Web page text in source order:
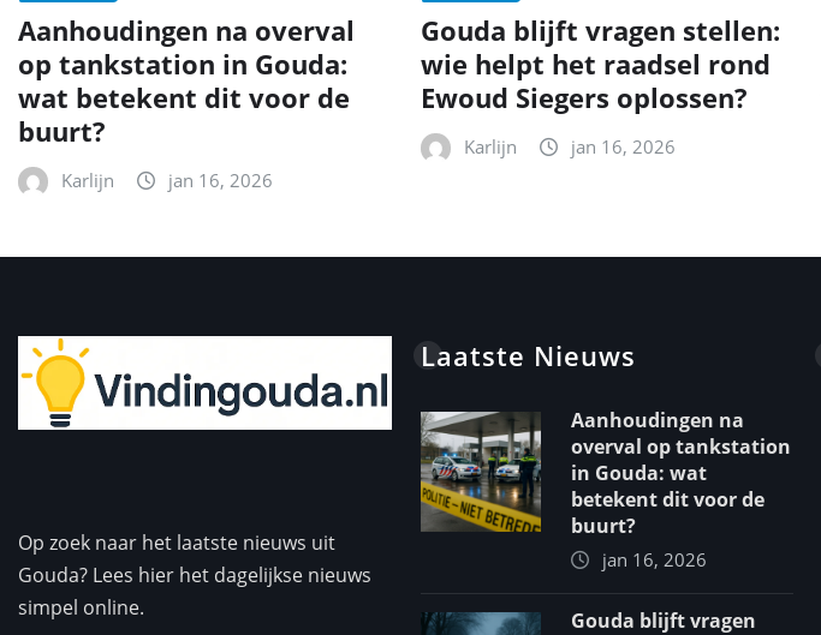
Aanhoudingen na overval
op tankstation in Gouda:
wat betekent dit voor de
buurt?
Karlijn jan 16, 2026
Gouda blijft vragen stellen:
wie helpt het raadsel rond
Ewoud Siegers oplossen?
Karlijn jan 16, 2026
Op zoek naar het laatste nieuws uit
Gouda? Lees hier het dagelijkse nieuws
simpel online.
Laatste Nieuws
Aanhoudingen na
overval op tankstation
in Gouda: wat
betekent dit voor de
buurt?
jan 16, 2026
Gouda blijft vragen